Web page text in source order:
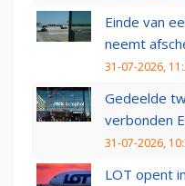
Einde van
neemt
31-07-2026,
Gedeelde
verbonden
31-07-2026,
LOT opent